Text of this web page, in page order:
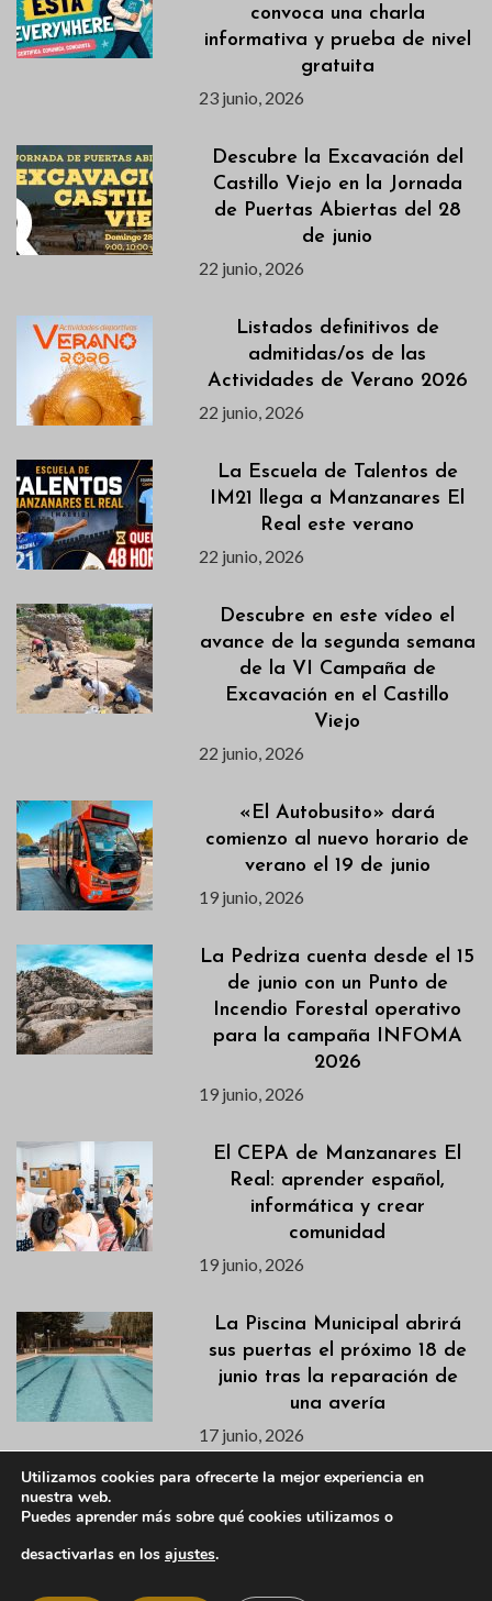
convoca una charla
informativa y prueba de nivel
gratuita
23 junio, 2026
Descubre la Excavación del
Castillo Viejo en la Jornada
de Puertas Abiertas del 28
de junio
22 junio, 2026
Listados definitivos de
admitidas/os de las
Actividades de Verano 2026
22 junio, 2026
La Escuela de Talentos de
IM21 llega a Manzanares El
Real este verano
22 junio, 2026
Descubre en este vídeo el
avance de la segunda semana
de la VI Campaña de
Excavación en el Castillo
Viejo
22 junio, 2026
«El Autobusito» dará
comienzo al nuevo horario de
verano el 19 de junio
19 junio, 2026
La Pedriza cuenta desde el 15
de junio con un Punto de
Incendio Forestal operativo
para la campaña INFOMA
2026
19 junio, 2026
El CEPA de Manzanares El
Real: aprender español,
informática y crear
comunidad
19 junio, 2026
La Piscina Municipal abrirá
sus puertas el próximo 18 de
junio tras la reparación de
una avería
17 junio, 2026
admitidas/os para los cursos
Utilizamos cookies para ofrecerte la mejor experiencia en
nuestra web.
Puedes aprender más sobre qué cookies utilizamos o
desactivarlas en los ajustes.